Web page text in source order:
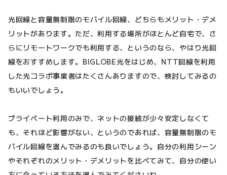
光回線と容量無制限のモバイル回線、どちらもメリット・デメ
リットがあります。ただ、利用する場所がほとんど自宅で、さ
らにリモートワークでも利用する、というのなら、やはり光回
線をおすすめします。BIGLOBE光をはじめ、NTT回線を利用
した光コラボ事業者はたくさんありますので、検討してみるの
もいいでしょう。
プライベート利用のみで、ネットの接続が少々安定しなくて
も、それほど影響がない、というのであれば、容量無制限のモ
バイル回線を選んでみるのも良いでしょう。自分の利用シーン
やそれぞれのメリット・デメリットを比べてみて、自分の使い